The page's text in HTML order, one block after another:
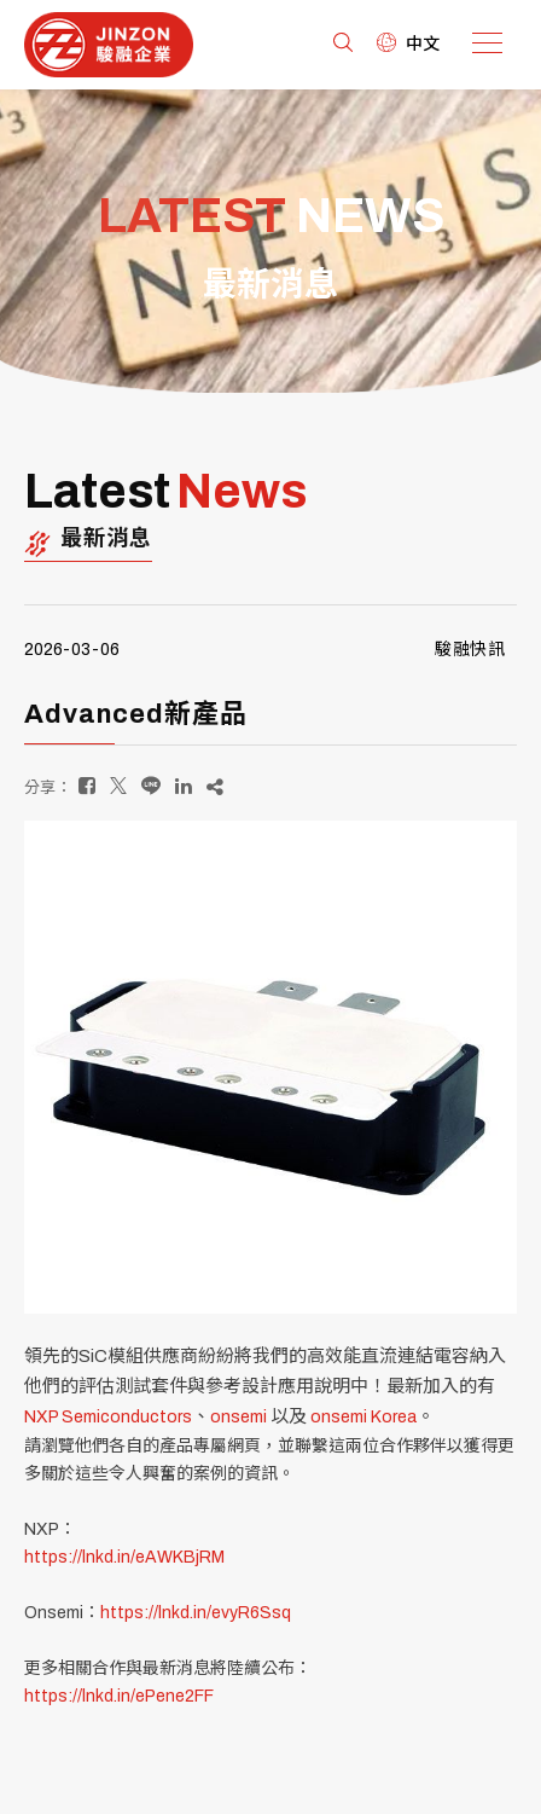
中文
LATEST NEWS
最新消息
Latest News
最新消息
2026-03-06 駿融快訊
Advanced新產品
分享：
領先的SiC模組供應商紛紛將我們的高效能直流連結電容納入
他們的評估測試套件與參考設計應用說明中！最新加入的有
NXP Semiconductors 、 onsemi 以及 onsemi Korea 。
請瀏覽他們各自的產品專屬網頁，並聯繫這兩位合作夥伴以獲得更
多關於這些令人興奮的案例的資訊。
NXP：
https://lnkd.in/eAWKBjRM
Onsemi： https://lnkd.in/evyR6Ssq
更多相關合作與最新消息將陸續公布：
https://lnkd.in/ePene2FF